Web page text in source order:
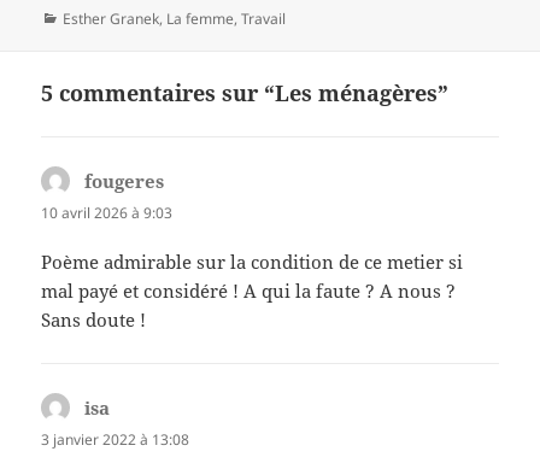
Catégories
Esther Granek, La femme,Travail
5 commentaires sur “Les ménagères”
fougeres
10 avril 2026 à 9:03
Poème admirable sur la condition de ce metier si
mal payé et considéré ! A qui la faute ? A nous ?
Sans doute !
isa
3 janvier 2022 à 13:08